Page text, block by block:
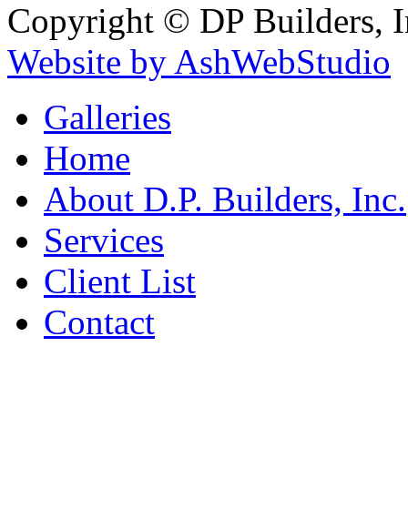
Copyright © DP Builders,
Website by AshWebStudio
Galleries
Home
About D.P. Builders, Inc.
Services
Client List
Contact